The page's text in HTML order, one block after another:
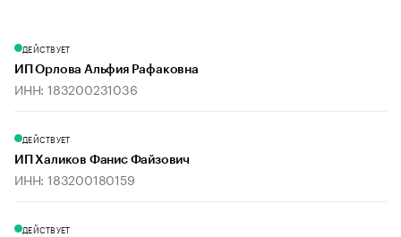
ДЕЙСТВУЕТ
ИП Орлова Альфия Рафаковна
ИНН: 183200231036
ДЕЙСТВУЕТ
ИП Халиков Фанис Файзович
ИНН: 183200180159
ДЕЙСТВУЕТ